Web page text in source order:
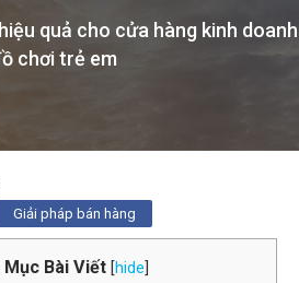
quả cho cửa hàng kinh doanh
chơi trẻ em
Giải pháp bán hàng
Mục Bài Viết [hide